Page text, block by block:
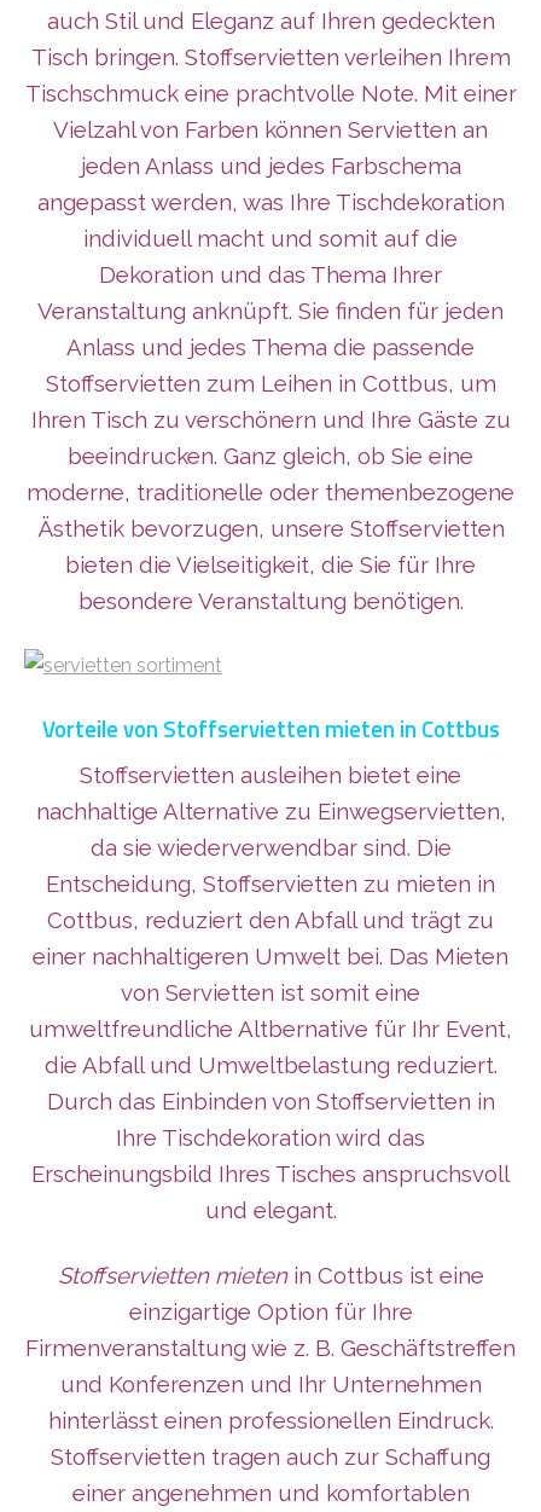
auch Stil und Eleganz auf Ihren gedeckten
Tisch bringen. Stoffservietten verleihen Ihrem
Tischschmuck eine prachtvolle Note. Mit einer
Vielzahl von Farben können Servietten an
jeden Anlass und jedes Farbschema
angepasst werden, was Ihre Tischdekoration
individuell macht und somit auf die
Dekoration und das Thema Ihrer
Veranstaltung anknüpft. Sie finden für jeden
Anlass und jedes Thema die passende
Stoffservietten zum Leihen in Cottbus, um
Ihren Tisch zu verschönern und Ihre Gäste zu
beeindrucken. Ganz gleich, ob Sie eine
moderne, traditionelle oder themenbezogene
Ästhetik bevorzugen, unsere Stoffservietten
bieten die Vielseitigkeit, die Sie für Ihre
besondere Veranstaltung benötigen.
Vorteile von Stoffservietten mieten in Cottbus
Stoffservietten ausleihen bietet eine
nachhaltige Alternative zu Einwegservietten,
da sie wiederverwendbar sind. Die
Entscheidung, Stoffservietten zu mieten in
Cottbus, reduziert den Abfall und trägt zu
einer nachhaltigeren Umwelt bei. Das Mieten
von Servietten ist somit eine
umweltfreundliche Altbernative für Ihr Event,
die Abfall und Umweltbelastung reduziert.
Durch das Einbinden von Stoffservietten in
Ihre Tischdekoration wird das
Erscheinungsbild Ihres Tisches anspruchsvoll
und elegant.
Stoffservietten mietenin Cottbus ist eine
einzigartige Option für Ihre
Firmenveranstaltung wie z. B. Geschäftstreffen
und Konferenzen und Ihr Unternehmen
hinterlässt einen professionellen Eindruck.
Stoffservietten tragen auch zur Schaffung
einer angenehmen und komfortablen